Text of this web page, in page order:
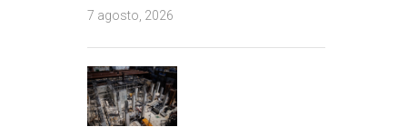
7 agosto, 2026